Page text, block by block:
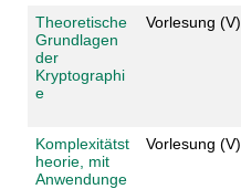
Theoretische
Grundlagen
der
Kryptographi
e
Vorlesung (V)
Komplexitätst
heorie, mit
Anwendunge
Vorlesung (V)